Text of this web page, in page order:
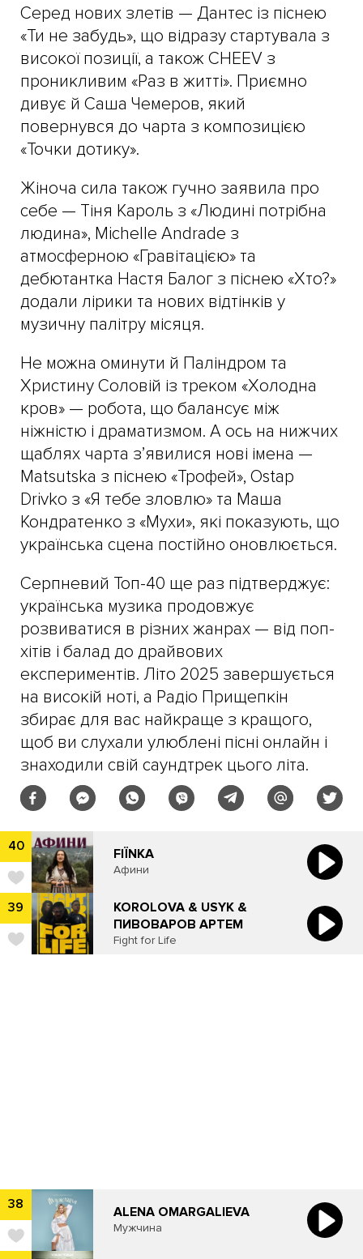
Серед нових злетів — Дантес із піснею
«Ти не забудь», що відразу стартувала з
високої позиції, а також CHEEV з
проникливим «Раз в житті». Приємно
дивує й Саша Чемеров, який
повернувся до чарта з композицією
«Точки дотику».
Жіноча сила також гучно заявила про
себе — Тіня Кароль з «Людині потрібна
людина», Michelle Andrade з
атмосферною «Гравітацією» та
дебютантка Настя Балог з піснею «Хто?»
додали лірики та нових відтінків у
музичну палітру місяця.
Не можна оминути й Паліндром та
Христину Соловій із треком «Холодна
кров» — робота, що балансує між
ніжністю і драматизмом. А ось на нижчих
щаблях чарта з’явилися нові імена —
Matsutska з піснею «Трофей», Ostap
Drivko з «Я тебе зловлю» та Маша
Кондратенко з «Мухи», які показують, що
українська сцена постійно оновлюється.
Серпневий Топ-40 ще раз підтверджує:
українська музика продовжує
розвиватися в різних жанрах — від поп-
хітів і балад до драйвових
експериментів. Літо 2025 завершується
на високій ноті, а Радіо Прищепкін
збирає для вас найкраще з кращого,
щоб ви слухали улюблені пісні онлайн і
знаходили свій саундтрек цього літа.
40 FIЇNKA
Афини
39
KOROLOVA & USYK &
ПИВОВАРОВ АРТЕМ
Fight for Life
38 ALENA OMARGALIEVA
Мужчина